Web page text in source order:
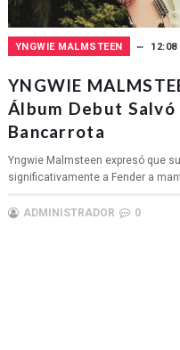
YNGWIE MALMSTEEN 12:08
YNGWIE
Álbum Debut Salvó
Bancarrota
Yngwie Malmsteen expresó que
significativamente a Fender a
ADMINISTRADOR 0